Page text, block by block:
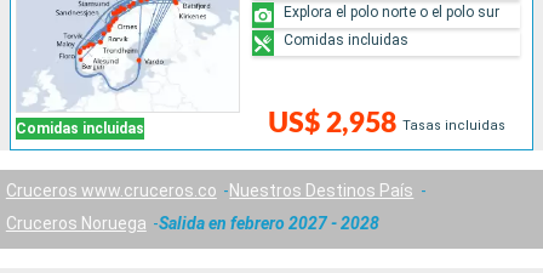
Comidas incluidas US$ 2,958 Tasas incluidas
Explora el polo norte o el polo sur
Comidas incluidas
Cruceros www.cruceros.co
Nuestros Destinos País
Cruceros Noruega
Salida en febrero 2027 - 2028